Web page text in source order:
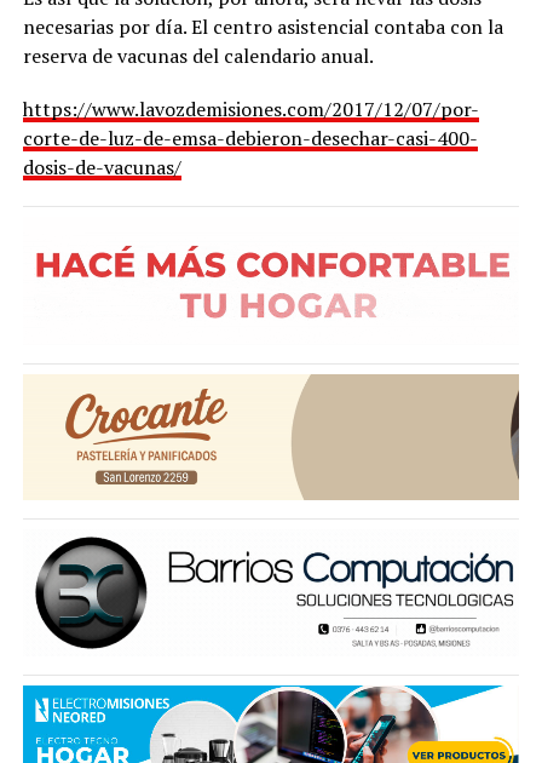
necesarias por día. El centro asistencial contaba con la
reserva de vacunas del calendario anual.
https://www.lavozdemisiones.com/2017/12/07/por-
corte-de-luz-de-emsa-debieron-desechar-casi-400-
dosis-de-vacunas/